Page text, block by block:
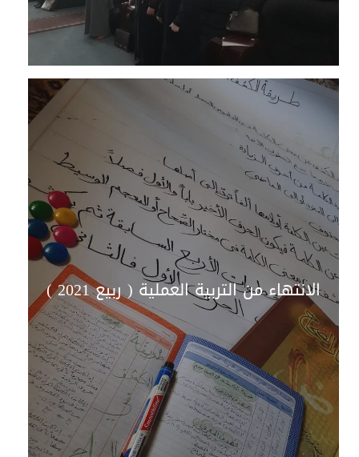
الانتهاء من التربية العملية ( ربيع 2021 )